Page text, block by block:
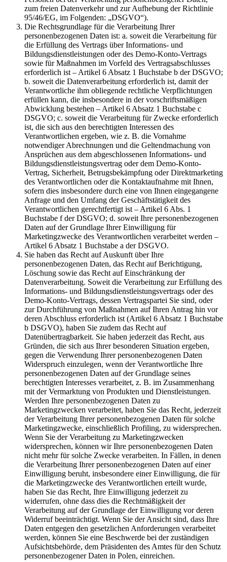
zum freien Datenverkehr und zur Aufhebung der Richtlinie
95/46/EG, im Folgenden: „DSGVO“).
Die Rechtsgrundlage für die Verarbeitung Ihrer
personenbezogenen Daten ist: a. soweit die Verarbeitung für
die Erfüllung des Vertrags über Informations- und
Bildungsdienstleistungen oder des Demo-Konto-Vertrags
sowie für Maßnahmen im Vorfeld des Vertragsabschlusses
erforderlich ist – Artikel 6 Absatz 1 Buchstabe b der DSGVO;
b. soweit die Datenverarbeitung erforderlich ist, damit der
Verantwortliche ihm obliegende rechtliche Verpflichtungen
erfüllen kann, die insbesondere in der vorschriftsmäßigen
Abwicklung bestehen – Artikel 6 Absatz 1 Buchstabe c
DSGVO; c. soweit die Verarbeitung für Zwecke erforderlich
ist, die sich aus den berechtigten Interessen des
Verantwortlichen ergeben, wie z. B. die Vornahme
notwendiger Abrechnungen und die Geltendmachung von
Ansprüchen aus dem abgeschlossenen Informations- und
Bildungsdienstleistungsvertrag oder dem Demo-Konto-
Vertrag, Sicherheit, Betrugsbekämpfung oder Direktmarketing
des Verantwortlichen oder die Kontaktaufnahme mit Ihnen,
sofern dies insbesondere durch eine von Ihnen eingegangene
Anfrage und den Umfang der Geschäftstätigkeit des
Verantwortlichen gerechtfertigt ist – Artikel 6 Abs. 1
Buchstabe f der DSGVO; d. soweit Ihre personenbezogenen
Daten auf der Grundlage Ihrer Einwilligung für
Marketingzwecke des Verantwortlichen verarbeitet werden –
Artikel 6 Absatz 1 Buchstabe a der DSGVO.
Sie haben das Recht auf Auskunft über Ihre
personenbezogenen Daten, das Recht auf Berichtigung,
Löschung sowie das Recht auf Einschränkung der
Datenverarbeitung. Soweit die Verarbeitung zur Erfüllung des
Informations- und Bildungsdienstleistungsvertrags oder des
Demo-Konto-Vertrags, dessen Vertragspartei Sie sind, oder
zur Durchführung von Maßnahmen auf Ihren Antrag hin vor
deren Abschluss erforderlich ist (Artikel 6 Absatz 1 Buchstabe
b DSGVO), haben Sie zudem das Recht auf
Datenübertragbarkeit. Sie haben jederzeit das Recht, aus
Gründen, die sich aus Ihrer besonderen Situation ergeben,
gegen die Verwendung Ihrer personenbezogenen Daten
Widerspruch einzulegen, wenn der Verantwortliche Ihre
personenbezogenen Daten auf der Grundlage seines
berechtigten Interesses verarbeitet, z. B. im Zusammenhang
mit der Vermarktung von Produkten und Dienstleistungen.
Werden Ihre personenbezogenen Daten zu
Marketingzwecken verarbeitet, haben Sie das Recht, jederzeit
der Verarbeitung Ihrer personenbezogenen Daten für solche
Marketingzwecke, einschließlich Profiling, zu widersprechen.
Wenn Sie der Verarbeitung zu Marketingzwecken
widersprechen, können wir Ihre personenbezogenen Daten
nicht mehr für solche Zwecke verarbeiten. In Fällen, in denen
die Verarbeitung Ihrer personenbezogenen Daten auf einer
Einwilligung beruht, insbesondere einer Einwilligung, die für
die Marketingzwecke des Verantwortlichen erteilt wurde,
haben Sie das Recht, Ihre Einwilligung jederzeit zu
widerrufen, ohne dass dies die Rechtmäßigkeit der
Verarbeitung auf der Grundlage der Einwilligung vor deren
Widerruf beeinträchtigt. Wenn Sie der Ansicht sind, dass Ihre
Daten entgegen den gesetzlichen Anforderungen verarbeitet
werden, können Sie eine Beschwerde bei der zuständigen
Aufsichtsbehörde, dem Präsidenten des Amtes für den Schutz
personenbezogener Daten in Polen, einreichen.